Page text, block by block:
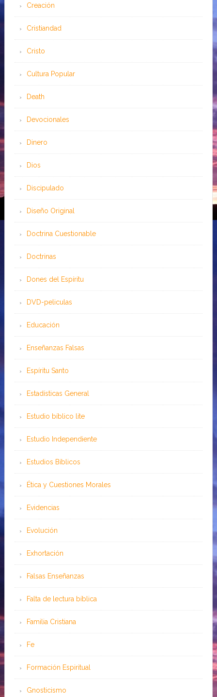
Creación
Cristiandad
Cristo
Cultura Popular
Death
Devocionales
Dinero
Dios
Discipulado
Diseño Original
Doctrina Cuestionable
Doctrinas
Dones del Espíritu
DVD-peliculas
Educación
Enseñanzas Falsas
Espíritu Santo
Estadísticas General
Estudio bíblico lite
Estudio Independiente
Estudios Bíblicos
Ética y Cuestiones Morales
Evidencias
Evolución
Exhortación
Falsas Enseñanzas
Falta de lectura bíblica
Familia Cristiana
Fe
Formación Espiritual
Gnosticismo